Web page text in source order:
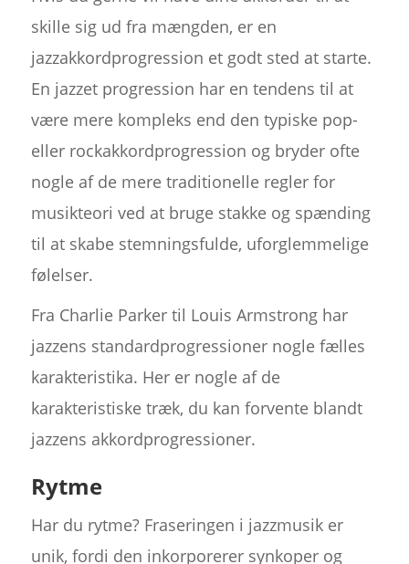
skille sig ud fra mængden, er en
jazzakkordprogression et godt sted at starte.
En jazzet progression har en tendens til at
være mere kompleks end den typiske pop-
eller rockakkordprogression og bryder ofte
nogle af de mere traditionelle regler for
musikteori ved at bruge stakke og spænding
til at skabe stemningsfulde, uforglemmelige
følelser.
Fra Charlie Parker til Louis Armstrong har
jazzens standardprogressioner nogle fælles
karakteristika. Her er nogle af de
karakteristiske træk, du kan forvente blandt
jazzens akkordprogressioner.
Rytme
Har du rytme? Fraseringen i jazzmusik er
unik, fordi den inkorporerer synkoper og